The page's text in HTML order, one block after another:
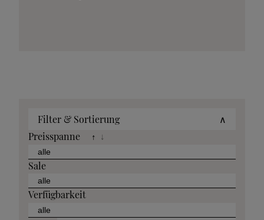
Filter & Sortierung
∧
Preisspanne
↑ ↓
Sale
Verfügbarkeit